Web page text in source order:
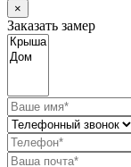
×
Заказать замер